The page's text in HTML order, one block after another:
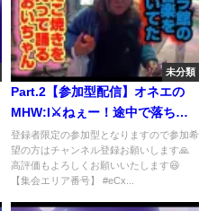
未分類
Part.2【参加型配信】オネエの
MHW:I⚔️ねぇー！途中で落ちた
んだ㌔💢
登録者限定の参加型となりますので参加希
望の方はチャンネル登録お願いします🙏
高評価もよろしくお願いいたします😆
【集会エリア番号】 #eCx...